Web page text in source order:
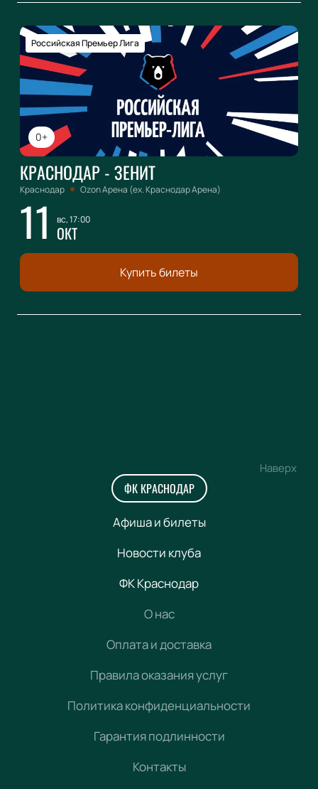
0+
Российская Премьер Лига
КРАСНОДАР - ЗЕНИТ
Краснодар Ozon Арена (ex. Краснодар Арена)
11 вс, 17:00
ОКТ
Купить билеты
Наверх
ФК КРАСНОДАР
Афиша и билеты
Новости клуба
ФК Краснодар
О нас
Оплата и доставка
Правила оказания услуг
Политика конфиденциальности
Гарантия подлинности
Контакты